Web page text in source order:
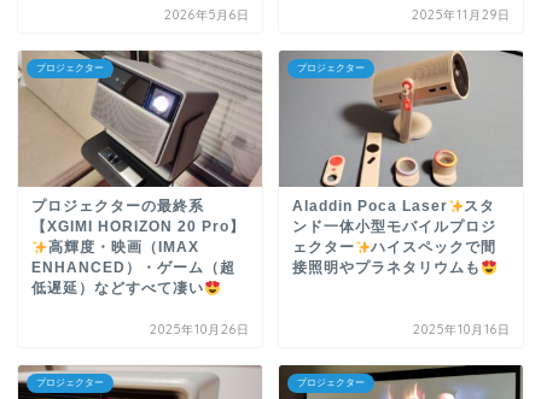
2026年5月6日 2025年11月29日
プロジェクター
プロジェクターの最終系
【XGIMI HORIZON 20 Pro】
高輝度・映画（IMAX
ENHANCED）・ゲーム（超
低遅延）などすべて凄い
2025年10月26日
プロジェクター
Aladdin Poca Laser
スタ
ンド一体小型モバイルプロジ
ェクター
ハイスペックで間
接照明やプラネタリウムも
2025年10月16日
プロジェクター プロジェクター